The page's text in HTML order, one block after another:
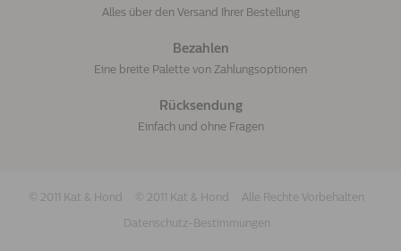
Alles über den Versand Ihrer Bestellung
Bezahlen
Eine breite Palette von Zahlungsoptionen
Rücksendung
Einfach und ohne Fragen
© 2011 Kat & Hond © 2011 Kat & Hond Alle Rechte Vorbehalten
Datenschutz-Bestimmungen